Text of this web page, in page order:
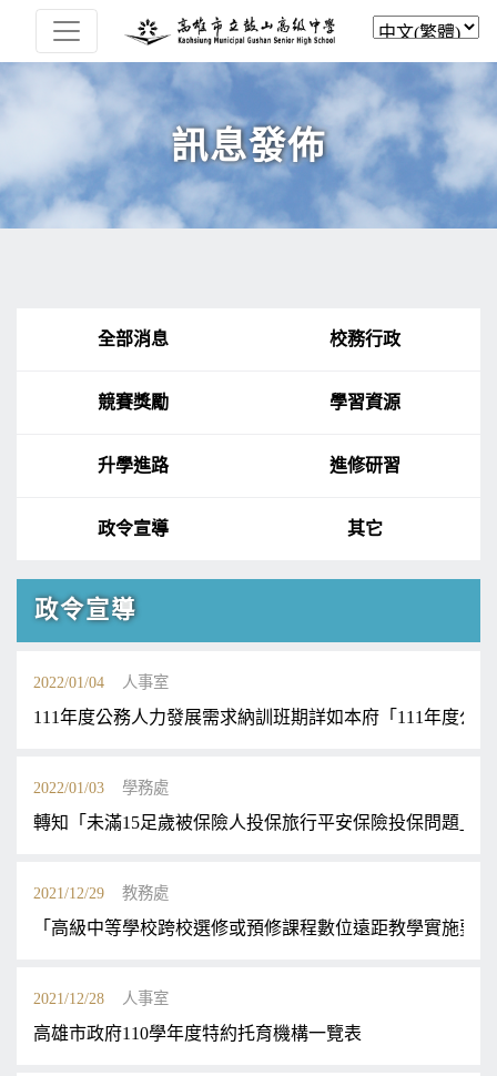
訊息發佈
全部消息 校務行政
競賽獎勵 學習資源
升學進路 進修研習
政令宣導 其它
政令宣導
2022/01/04 人事室
111年度公務人力發展需求納訓班期詳如本府「111年度公
2022/01/03 學務處
轉知「未滿15足歲被保險人投保旅行平安保險投保問題」
2021/12/29 教務處
「高級中等學校跨校選修或預修課程數位遠距教學實施要
2021/12/28 人事室
高雄市政府110學年度特約托育機構一覽表